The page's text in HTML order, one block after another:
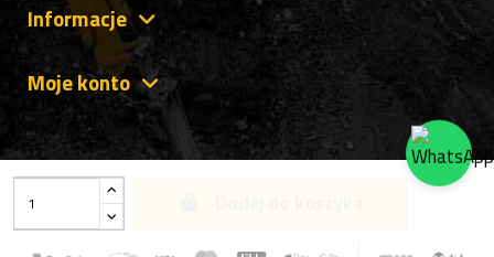
Informacje
Moje konto